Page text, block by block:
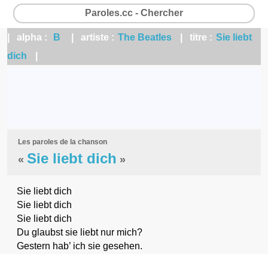
Paroles.cc - Chercher
| alpha : B | artiste : The Beatles | titre : Sie liebt
dich
Les paroles de la chanson
« Sie liebt dich »
Sie liebt dich
Sie liebt dich
Sie liebt dich
Du glaubst sie liebt nur mich?
Gestern hab’ ich sie gesehen.